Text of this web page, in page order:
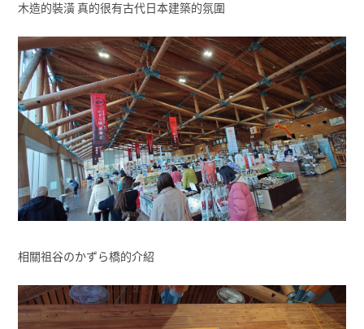
木造的裝潢 真的很有古代日本建築的氛圍
相關祖谷のかずら橋的介紹